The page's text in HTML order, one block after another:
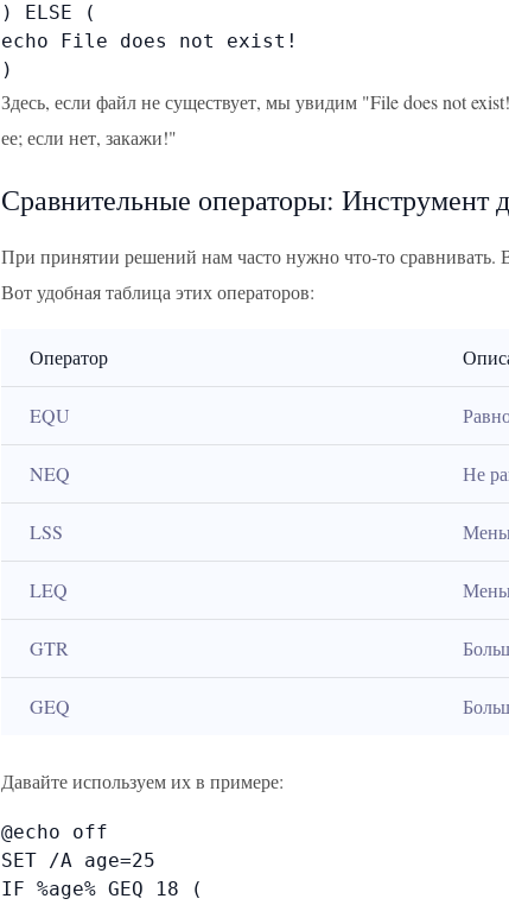
) ELSE (
echo File does not exist!
)
Здесь, если файл не существует, мы увидим "File does not
ее; если нет, закажи!"
Сравнительные операторы: Инструмент
При принятии решений нам часто нужно что-то сравнивать.
Вот удобная таблица этих операторов:
Оператор
EQU
NEQ Не
LSS
LEQ
GTR
GEQ
Давайте используем их в примере:
@echo off
SET /A age=25
IF %age% GEQ 18 (